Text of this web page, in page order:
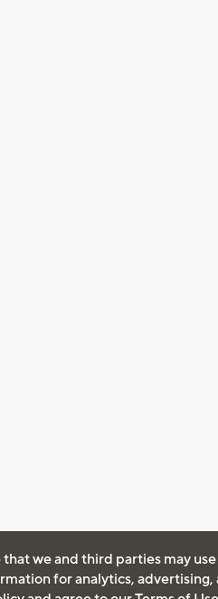
we and third parties may
for analytics, advertising,